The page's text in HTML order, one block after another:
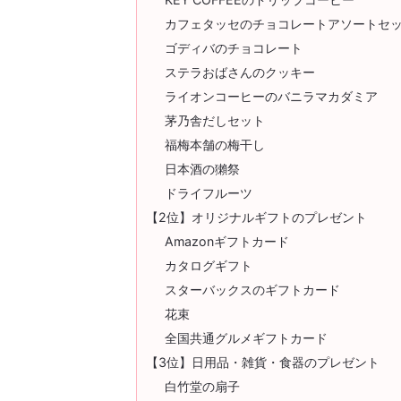
カフェタッセのチョコレートアソートセ
ゴディバのチョコレート
ステラおばさんのクッキー
ライオンコーヒーのバニラマカダミア
茅乃舎だしセット
福梅本舗の梅干し
日本酒の獺祭
ドライフルーツ
【2位】オリジナルギフトのプレゼント
Amazonギフトカード
カタログギフト
スターバックスのギフトカード
花束
全国共通グルメギフトカード
【3位】日用品・雑貨・食器のプレゼント
白竹堂の扇子